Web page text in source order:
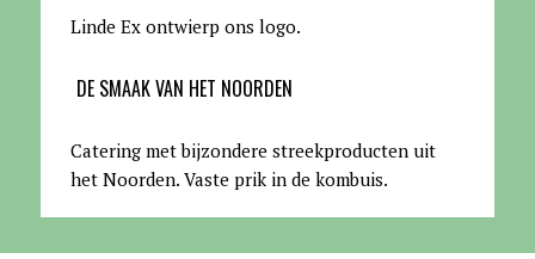
Linde Ex ontwierp ons logo.
DE SMAAK VAN HET NOORDEN
Catering met bijzondere streekproducten uit
het Noorden. Vaste prik in de kombuis.